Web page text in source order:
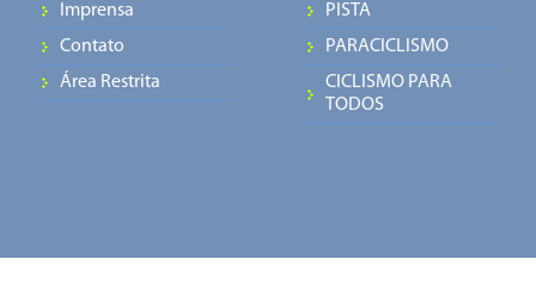
Imprensa
Contato
Área Restrita
PISTA
PARACICLISMO
CICLISMO PARA
TODOS